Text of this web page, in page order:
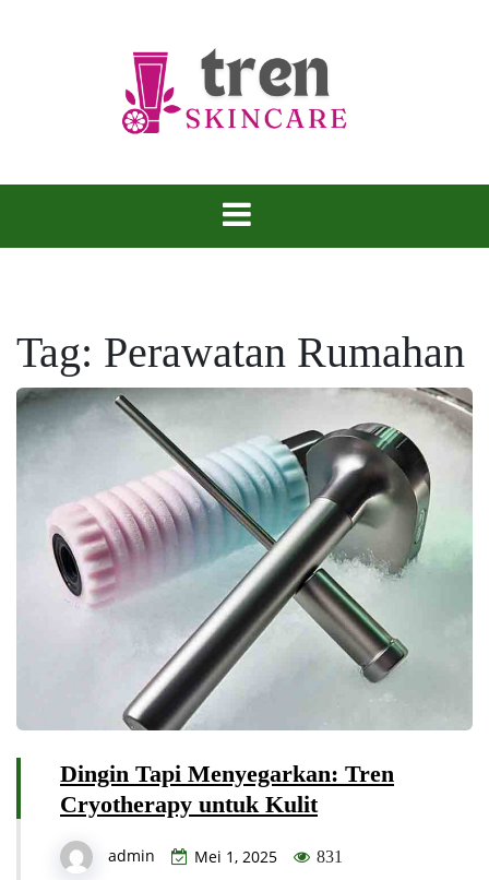
Tren Skincare
Tag: Perawatan Rumahan
Dingin Tapi Menyegarkan: Tren
Cryotherapy untuk Kulit
admin Mei 1, 2025 831